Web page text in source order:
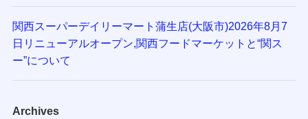
関西スーパーデイリーマート蒲生店(大阪市)2026年8月7
日リニューアルオープン,関西フードマーケットと“関ス
ー”について
Archives